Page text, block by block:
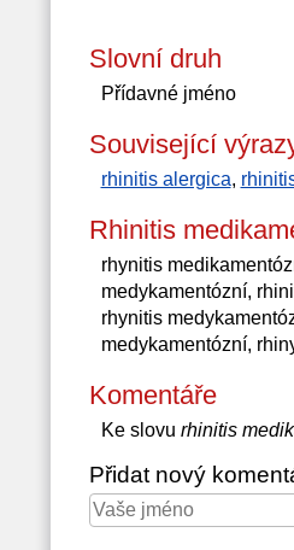
Slovní druh
Přídavné jméno
Související
rhinitis alergica,
Rhinitis
rhynitis
medykamentózní,
rhynitis
medykamentózní,
Komentáře
Ke slovu rhinitis
Přidat nový